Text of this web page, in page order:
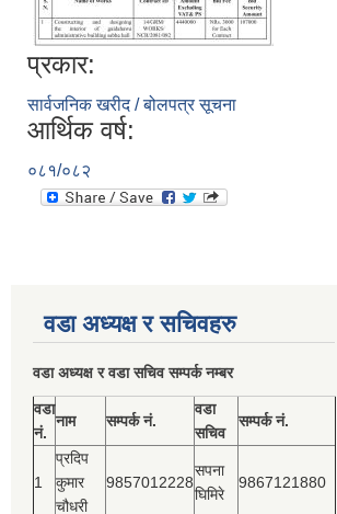
प्रकार:
सार्वजनिक खरीद / बोलपत्र सूचना
आर्थिक वर्ष:
०८१/०८२
वडा अध्यक्ष र सचिवहरु
वडा अध्यक्ष र वडा सचिव सम्पर्क नम्बर
वडा
नं.
नाम सम्पर्क नं.
वडा
सचिव
सम्पर्क नं.
1
प्रदिप
कुमार
चौधरी
9857012228
सपना
घिमिरे
9867121880